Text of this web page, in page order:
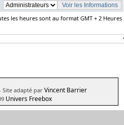
les heures sont au format GMT + 2 Heures
Site adapté parVincent Barrier
Univers Freebox